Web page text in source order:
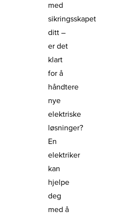
med
sikringsskapet
ditt –
er det
klart
for å
håndtere
nye
elektriske
løsninger?
En
elektriker
kan
hjelpe
deg
med å